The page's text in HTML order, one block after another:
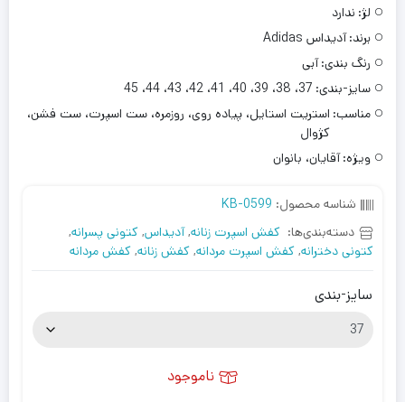
لژ: ندارد
برند: آدیداس Adidas
رنگ بندی: آبی
سایز-بندی: 37، 38، 39، 40، 41، 42، 43، 44، 45
مناسب: استریت استایل، پیاده روی، روزمره، ست اسپرت، ست فشن،
کژوال
ویژه: آقایان، بانوان
شناسه محصول: KB-0599
دسته‌بندی‌ها: کفش اسپرت زنانه,آدیداس, کتونی پسرانه,
کتونی دخترانه, کفش اسپرت مردانه, کفش زنانه, کفش مردانه
سایز-بندی
ناموجود